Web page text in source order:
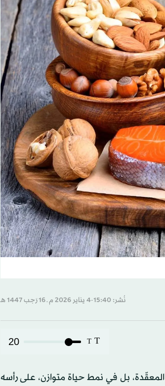
نُشر: 15:40-4 يناير 2026 م ـ 16 رَجب 1447 هـ
T
T
20
بل في نمط حياة متوازن، على رأسه